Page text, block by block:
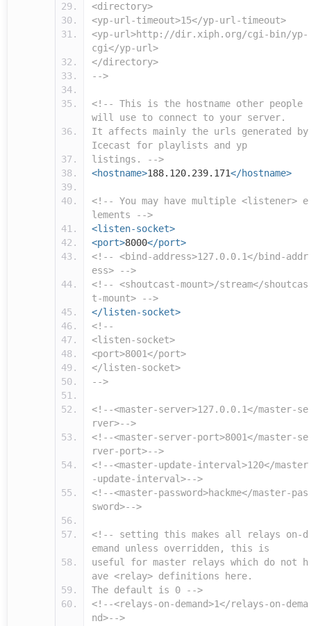
<directory>
<yp-url-timeout>15</yp-url-timeout>
<yp-url>http://dir.xiph.org/cgi-bin/yp-
cgi</yp-url>
</directory>
-->
<!-- This is the hostname other people
will use to connect to your server.
It affects mainly the urls generated by
Icecast for playlists and yp
listings. -->
<hostname>188.120.239.171</hostname>
<!-- You may have multiple <listener> e
lements -->
<listen-socket>
<port>8000</port>
<!-- <bind-address>127.0.0.1</bind-addr
ess> -->
<!-- <shoutcast-mount>/stream</shoutcas
t-mount> -->
</listen-socket>
<!--
<listen-socket>
<port>8001</port>
</listen-socket>
-->
<!--<master-server>127.0.0.1</master-se
rver>-->
<!--<master-server-port>8001</master-se
rver-port>-->
<!--<master-update-interval>120</master
-update-interval>-->
<!--<master-password>hackme</master-pas
sword>-->
<!-- setting this makes all relays on-d
emand unless overridden, this is
useful for master relays which do not h
ave <relay> definitions here.
The default is 0 -->
<!--<relays-on-demand>1</relays-on-dema
nd>-->